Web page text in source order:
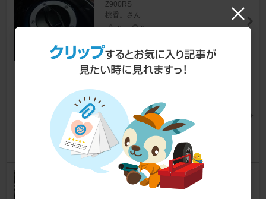
Z900RS
桃香。さん
8
0
わ〜(^_^)
Z900RS
S-PROJECTさん
14
Over Racingバックステップ